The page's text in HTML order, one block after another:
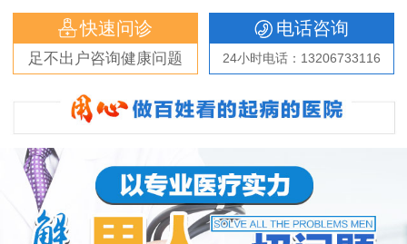
快速问诊
足不出户咨询健康问题
电话咨询
24小时电话：13206733116